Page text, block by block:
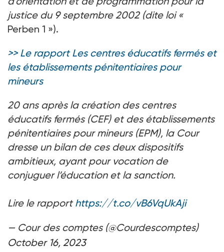
justice du 9 septembre 2002 (dite loi «
Perben 1 »).
>> Le rapport Les centres éducatifs fermés et
les établissements pénitentiaires pour
mineurs
20 ans après la création des centres
éducatifs fermés (CEF) et des établissements
pénitentiaires pour mineurs (EPM), la Cour
dresse un bilan de ces deux dispositifs
ambitieux, ayant pour vocation de
conjuguer l’éducation et la sanction.
Lire le rapporthttps://t.co/vB6VqUkAji
— Cour des comptes (@Courdescomptes)
October 16, 2023